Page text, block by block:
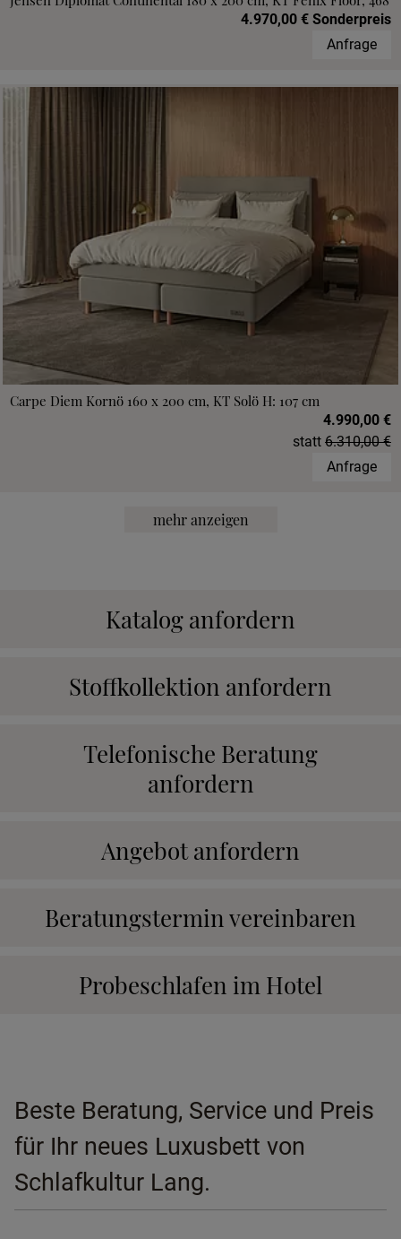
4.970,00 € Sonderpreis
Anfrage
Carpe Diem Kornö 160 x 200 cm, KT Solö H: 107 cm
4.990,00 €
statt 6.310,00 €
Anfrage
mehr anzeigen
Katalog anfordern
Stoffkollektion anfordern
Telefonische Beratung
anfordern
Angebot anfordern
Beratungstermin vereinbaren
Probeschlafen im Hotel
Beste Beratung, Service und Preis
für Ihr neues Luxusbett von
Schlafkultur Lang.